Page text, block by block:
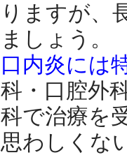
りますが、
ましょう。
口内炎には
科・口腔外
科で治療を
思わしくな